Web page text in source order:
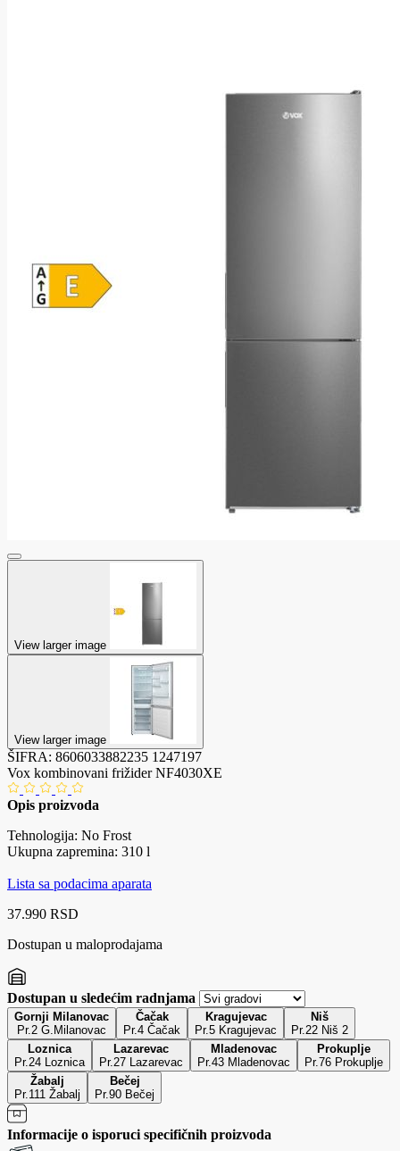
View larger image
View larger image
ŠIFRA: 8606033882235 1247197
Vox kombinovani frižider NF4030XE
Opis proizvoda
Tehnologija: No Frost
Ukupna zapremina: 310 l
Lista sa podacima aparata
37.990 RSD
Dostupan u maloprodajama
Dostupan u sledećim radnjama
Gornji Milanovac
Pr.2 G.Milanovac
Čačak
Pr.4 Čačak
Kragujevac
Pr.5 Kragujevac
Niš
Pr.22 Niš 2
Loznica
Pr.24 Loznica
Lazarevac
Pr.27 Lazarevac
Mladenovac
Pr.43 Mladenovac
Prokuplje
Pr.76 Prokuplje
Žabalj
Pr.111 Žabalj
Bečej
Pr.90 Bečej
Informacije o isporuci specifičnih proizvoda